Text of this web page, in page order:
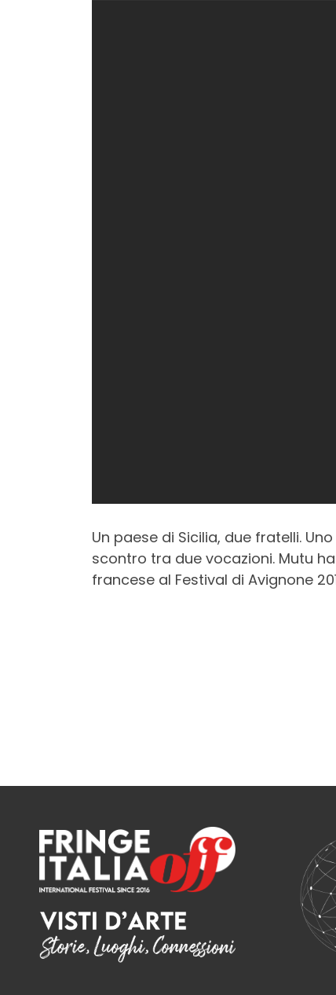
Un paese di Sicilia, due fratelli.
scontro tra due vocazioni. Mutu
francese al Festival di Avignone